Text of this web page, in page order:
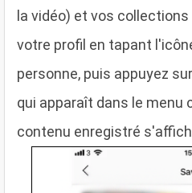
la vidéo) et vos
votre profil en tapant
personne, puis appuyez
qui apparaît dans le menu
contenu enregistré